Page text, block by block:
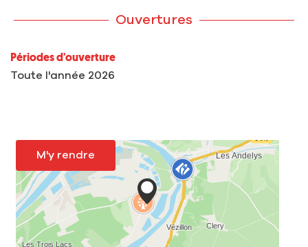
Ouvertures
Périodes d'ouverture
Toute l'année 2026
M'y rendre